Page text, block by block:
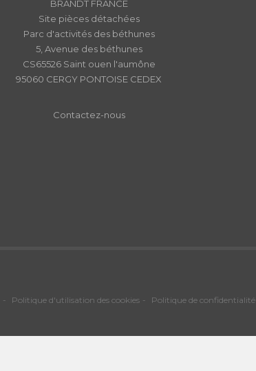
BRANDT FRANCE
Site pièces détachées
Parc d'activités des béthunes
5, Avenue des béthunes
CS65526 Saint ouen l'aumône
95060 CERGY PONTOISE CEDEX
Contactez-nous
Politique d'utilisation des cookies Politique de confidentialité